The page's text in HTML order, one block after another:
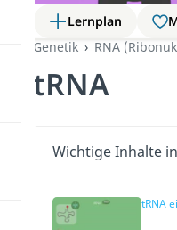
Lernplan
Genetik
RNA
tRNA
Wichtige Inhalte
tRNA